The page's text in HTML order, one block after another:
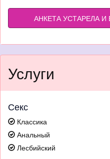
АНКЕТА УСТАРЕЛА
Услуги
Секс
Классика
Анальный
Лесбийский